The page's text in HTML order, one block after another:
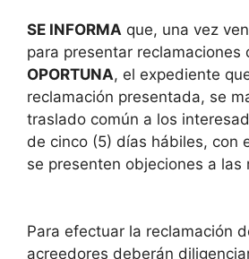
SE INFORMA que, una vez
para presentar reclamaciones
OPORTUNA, el expediente
reclamación presentada, se
traslado común a los
de cinco (5) días hábiles, con
se presenten objeciones a las
Para efectuar la reclamación
acreedores deberán